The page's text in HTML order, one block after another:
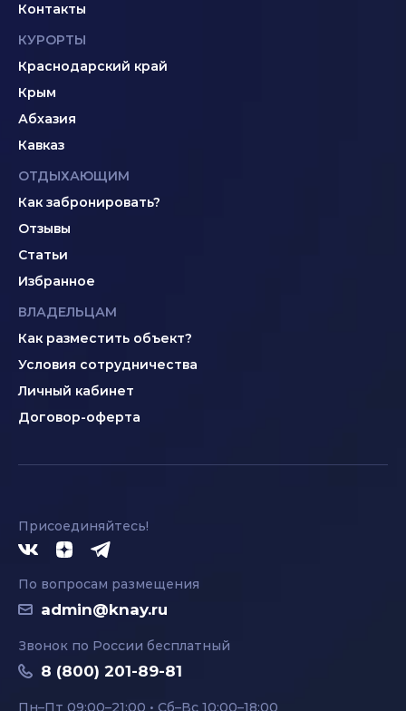
Контакты
КУРОРТЫ
Краснодарский край
Крым
Абхазия
Кавказ
ОТДЫХАЮЩИМ
Как забронировать?
Отзывы
Статьи
Избранное
ВЛАДЕЛЬЦАМ
Как разместить объект?
Условия сотрудничества
Личный кабинет
Договор-оферта
Присоединяйтесь!
По вопросам размещения
admin@knay.ru
Звонок по России бесплатный
8 (800) 201-89-81
Пн–Пт 09:00–21:00 • Сб–Вс 10:00–18:00